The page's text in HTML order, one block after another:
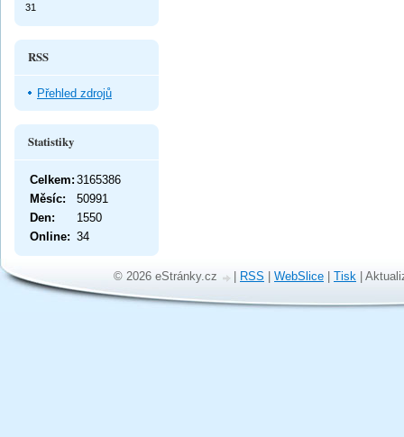
31
RSS
Přehled zdrojů
Statistiky
Online: 34
Celkem: 3165386
Měsíc:
50991
Den:
1550
© 2026 eStránky.cz | RSS | WebSlice | Tisk |